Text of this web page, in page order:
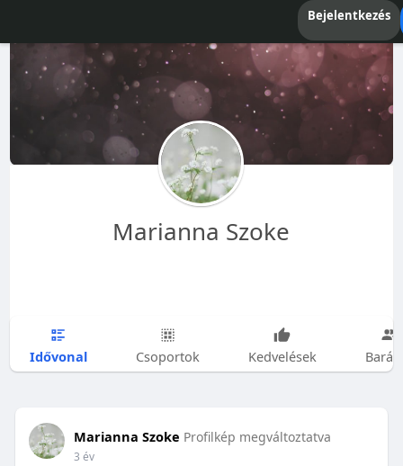
Bejelentkezés
Marianna Szoke
Idővonal Csoportok Kedvelések
Marianna Szoke Profilkép megváltoztatva
3 év